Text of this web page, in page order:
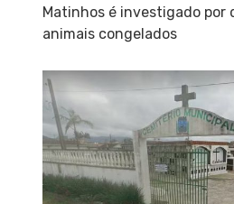
Matinhos é investigado por
animais congelados